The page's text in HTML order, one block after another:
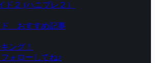
ド２ (ハニブレ２）
ド おすすめ記事
ング！
ォローしてね♪